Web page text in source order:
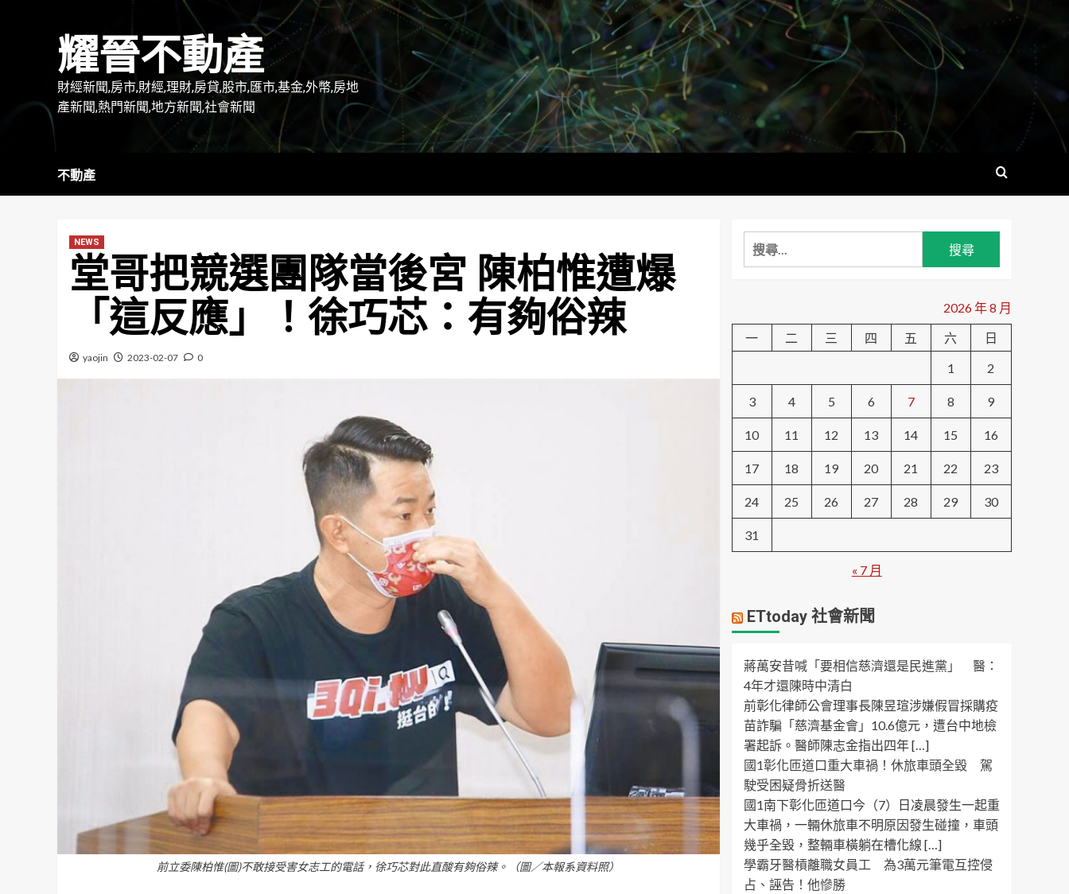
耀晉不動產
財經新聞,房市,財經,理財,房貸,股市,匯市,基金,外幣,房地
產新聞,熱門新聞,地方新聞,社會新聞
不動產
NEWS
堂哥把競選團隊當後宮 陳柏惟遭爆
「這反應」！徐巧芯：有夠俗辣
yaojin 2023-02-07 0
前立委陳柏惟(圖)不敢接受害女志工的電話，徐巧芯對此直酸有夠俗辣。（圖／本報系資料照）
搜
尋
字:
2026 年 8 月
一
二 三 四 五 六
日
1
2
3 4 5 6 7 8 9
10 11 12 13 14 15 16
17 18 19 20 21 22 23
24 25 26 27 28 29 30
31
« 7 月
ETtoday 社會新聞
蔣萬安昔喊「要相信慈濟還是民進黨」 醫：
4年才還陳時中清白
前彰化律師公會理事長陳昱瑄涉嫌假冒採購疫
苗詐騙「慈濟基金會」10.6億元，遭台中地檢
署起訴。醫師陳志金指出四年 […]
國1彰化匝道口重大車禍！休旅車頭全毀 駕
駛受困疑骨折送醫
國1南下彰化匝道口今（7）日凌晨發生一起重
大車禍，一輛休旅車不明原因發生碰撞，車頭
幾乎全毀，整輛車橫躺在槽化線 […]
學霸牙醫槓離職女員工 為3萬元筆電互控侵
占、誣告！他慘勝